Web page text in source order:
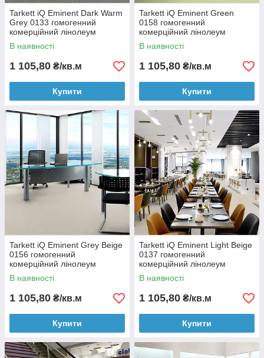
Tarkett iQ Eminent Dark Warm
Grey 0133 гомогенний
комерційний лінолеум
В наявності
1 105,80 ₴/кв.м
Купити
Tarkett iQ Eminent Green
0158 гомогенний
комерційний лінолеум
В наявності
1 105,80 ₴/кв.м
Купити
Tarkett iQ Eminent Grey Beige
0156 гомогенний
комерційний лінолеум
В наявності
1 105,80 ₴/кв.м
Купити
Tarkett iQ Eminent Light Beige
0137 гомогенний
комерційний лінолеум
В наявності
1 105,80 ₴/кв.м
Купити